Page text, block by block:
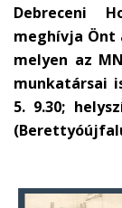
Debreceni
meghívja Önt
melyen az
munkatársai
5. 9.30;